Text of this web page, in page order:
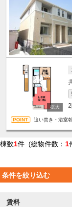
追い焚き・浴室
棟数1件 (総物件数： 1
条件を絞り込む
賃料